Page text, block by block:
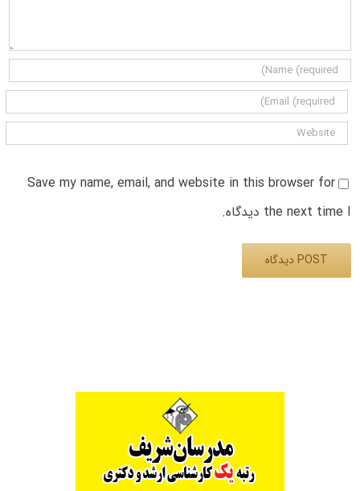
Save my name, email, and website in this browser for
the next time I دیدگاه.